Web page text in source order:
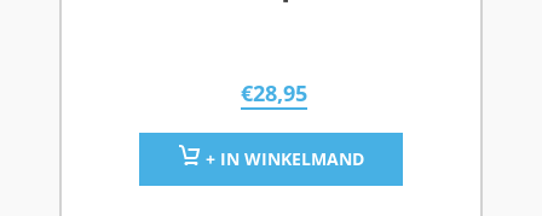
€28,95
+ IN WINKELMAND